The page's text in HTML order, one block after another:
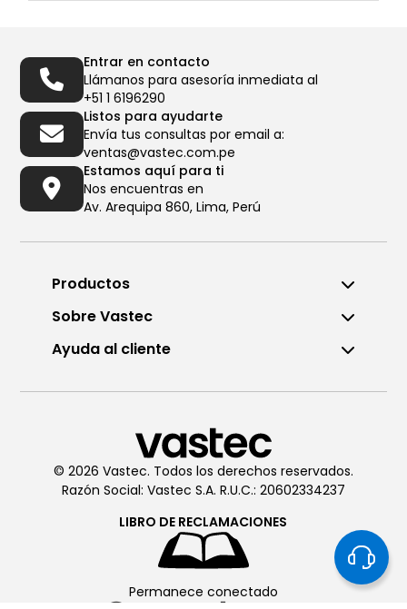
De Lunes a Viernes de 8:00am
a 6:00pm
Chatea conVastec
De Lunes a Viernes de 8:00am
a 6:00pm
Soporte técnico
Entrar en contacto
Llámanos para asesoría inmediata al
+51 1 6196290
Listos para ayudarte
Envía tus consultas por email a:
ventas@vastec.com.pe
Estamos aquí para ti
Nos encuentras en
Av. Arequipa 860, Lima, Perú
Productos
Sobre Vastec
Ayuda al cliente
© 2026 Vastec. Todos los derechos reservados.
Razón Social: Vastec S.A. R.U.C.: 20602334237
LIBRO DE RECLAMACIONES
Permanece conectado